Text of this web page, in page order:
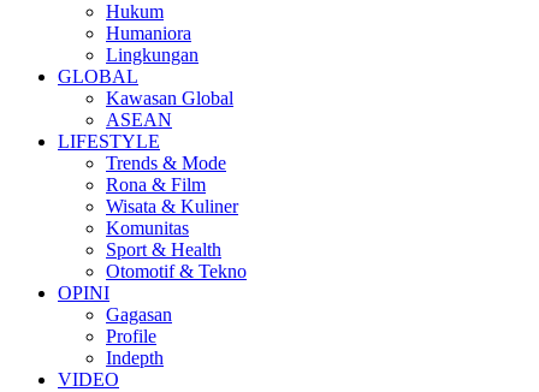
Hukum
Humaniora
Lingkungan
GLOBAL
Kawasan Global
ASEAN
LIFESTYLE
Trends & Mode
Rona & Film
Wisata & Kuliner
Komunitas
Sport & Health
Otomotif & Tekno
OPINI
Gagasan
Profile
Indepth
VIDEO